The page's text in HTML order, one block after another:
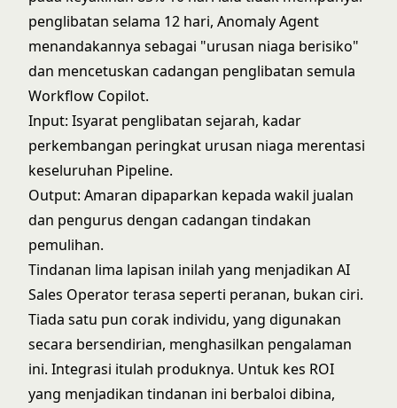
penglibatan selama 12 hari, Anomaly Agent
menandakannya sebagai "urusan niaga berisiko"
dan mencetuskan cadangan penglibatan semula
Workflow Copilot.
Input: Isyarat penglibatan sejarah, kadar
perkembangan peringkat urusan niaga merentasi
keseluruhan Pipeline.
Output: Amaran dipaparkan kepada wakil jualan
dan pengurus dengan cadangan tindakan
pemulihan.
Tindanan lima lapisan inilah yang menjadikan AI
Sales Operator terasa seperti peranan, bukan ciri.
Tiada satu pun corak individu, yang digunakan
secara bersendirian, menghasilkan pengalaman
ini. Integrasi itulah produknya. Untuk kes ROI
yang menjadikan tindanan ini berbaloi dibina,